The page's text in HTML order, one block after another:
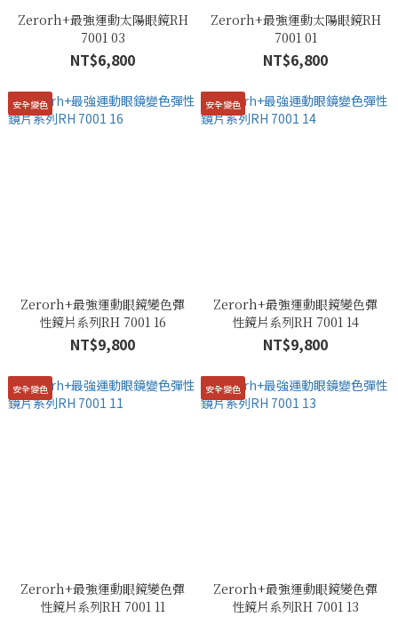
Zerorh+最強運動太陽眼鏡RH
7001 03
NT$6,800
Zerorh+最強運動太陽眼鏡RH
7001 01
NT$6,800
安全變色
Zerorh+最強運動眼鏡變色彈
性鏡片系列RH 7001 16
NT$9,800
安全變色
Zerorh+最強運動眼鏡變色彈
性鏡片系列RH 7001 14
NT$9,800
安全變色
Zerorh+最強運動眼鏡變色彈
性鏡片系列RH 7001 11
安全變色
Zerorh+最強運動眼鏡變色彈
性鏡片系列RH 7001 13